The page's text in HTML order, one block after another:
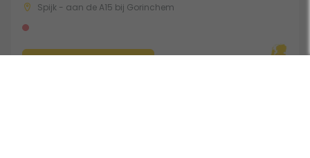
Spijk - aan de A15 bij Gorinchem